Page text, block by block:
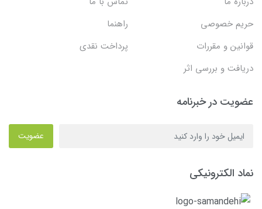
حریم خصوصی
راهنما
قوانین و مقررات
پرداخت نقدی
دریافت و بررسی اثر
عضویت در خبرنامه
عضویت
نماد الکترونیکی